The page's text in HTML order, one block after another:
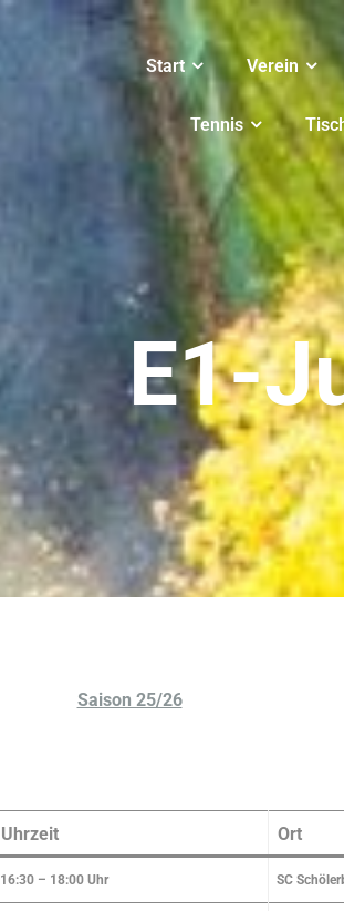
Start Verein
Tennis
E1-
Saison 25/26
Uhrzeit Ort
16:30 – 18:00 Uhr SC